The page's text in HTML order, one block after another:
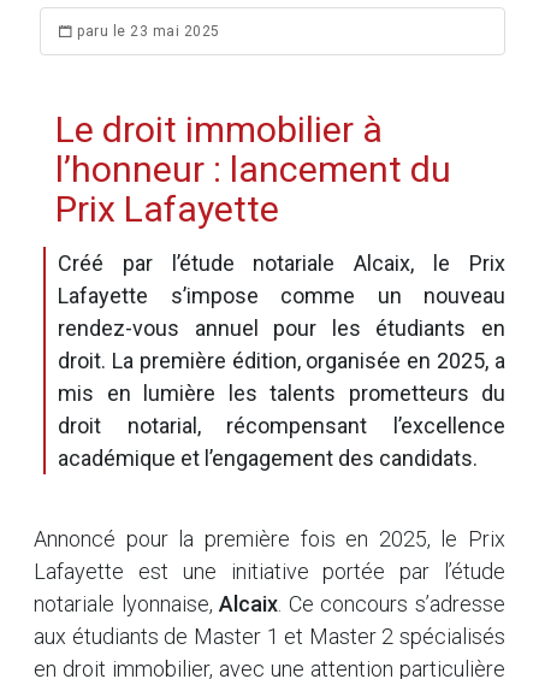
paru le 23 mai 2025
Le droit immobilier à
l’honneur : lancement du
Prix Lafayette
Créé par l’étude notariale Alcaix, le Prix
Lafayette s’impose comme un nouveau
rendez-vous annuel pour les étudiants en
droit. La première édition, organisée en 2025, a
mis en lumière les talents prometteurs du
droit notarial, récompensant l’excellence
académique et l’engagement des candidats.
Annoncé pour la première fois en 2025, le Prix
Lafayette est une initiative portée par l’étude
notariale lyonnaise,Alcaix . Ce concours s’adresse
aux étudiants de Master 1 et Master 2 spécialisés
en droit immobilier, avec une attention particulière